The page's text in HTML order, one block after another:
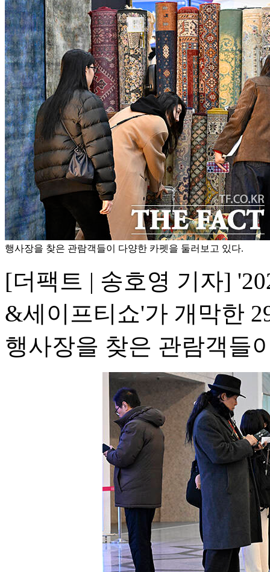
행사장을 찾은 관람객들이 다양한 카펫을 둘러보고 있다.
[더팩트 | 송호영 기자]
&세이프티쇼'가 개막한
행사장을 찾은 관람객들